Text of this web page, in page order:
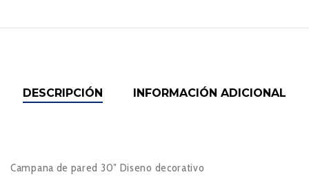
DESCRIPCIÓN INFORMACIÓN ADICIONAL
Campana de pared 30″ Diseno decorativo